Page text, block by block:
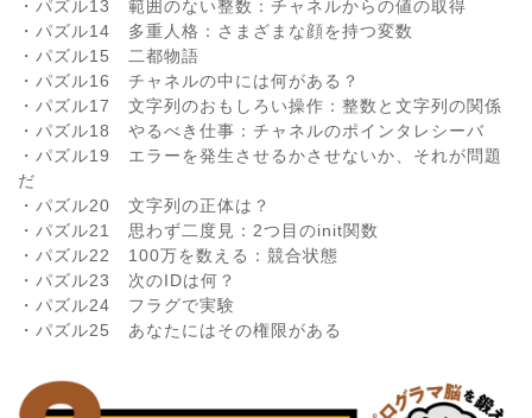
・パズル13 範囲のない整数：チャネルからの値の取得
・パズル14 多重人格：さまざまな顔を持つ変数
・パズル15 二都物語
・パズル16 チャネルの中には何がある？
・パズル17 文字列のおもしろい操作：整数と文字列の関係
・パズル18 やるべき仕事：チャネルのポインタレシーバ
・パズル19 エラーを発生させるかさせないか、それが問題
だ
・パズル20 文字列の正体は？
・パズル21 思わず二度見：2つ目のinit関数
・パズル22 100万を数える：競合状態
・パズル23 次のIDは何？
・パズル24 フラグで実験
・パズル25 あなたにはその権限がある